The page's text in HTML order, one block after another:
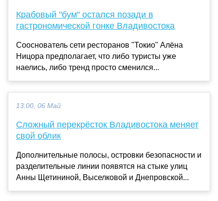
Крабовый "бум" остался позади в
гастрономической гонке Владивостока
Сооснователь сети ресторанов "Токио" Алёна
Ницора предполагает, что либо туристы уже
наелись, либо тренд просто сменился...
13:00, 06 Май
Сложный перекрёсток Владивостока меняет
свой облик
Дополнительные полосы, островки безопасности и
разделительные линии появятся на стыке улиц
Анны Щетининой, Выселковой и Днепровской...